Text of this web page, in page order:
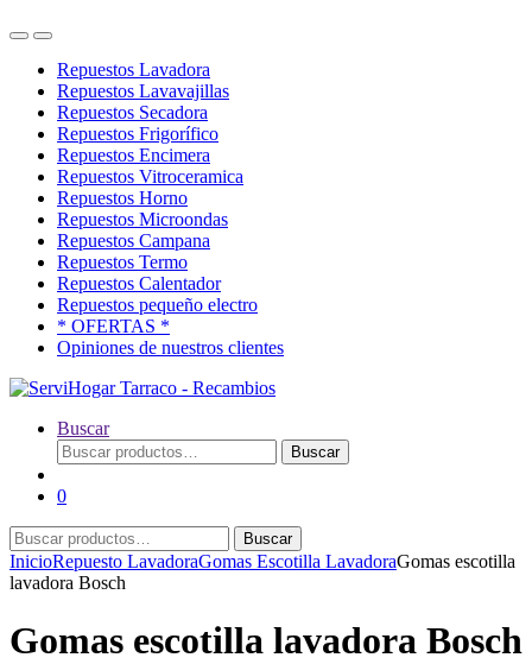
OpenClose
Repuestos Lavadora
Repuestos Lavavajillas
Repuestos Secadora
Repuestos Frigorífico
Repuestos Encimera
Repuestos Vitroceramica
Repuestos Horno
Repuestos Microondas
Repuestos Campana
Repuestos Termo
Repuestos Calentador
Repuestos pequeño electro
* OFERTAS *
Opiniones de nuestros clientes
Buscar
Buscar
por:
Buscar
0
Buscar
por:
Buscar
InicioRepuesto LavadoraGomas Escotilla LavadoraGomas escotilla
lavadora Bosch
Gomas escotilla lavadora Bosch